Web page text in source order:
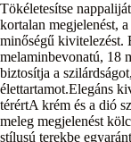
Tökéletesítse
kortalan megjelenést,
minőségű kivitelezést.
melaminbevonatú, 18
biztosítja a
élettartamot.Elegáns
térértA krém és a dió
meleg megjelenést
stílusú terekbe